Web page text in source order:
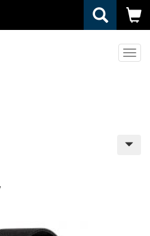
Menu